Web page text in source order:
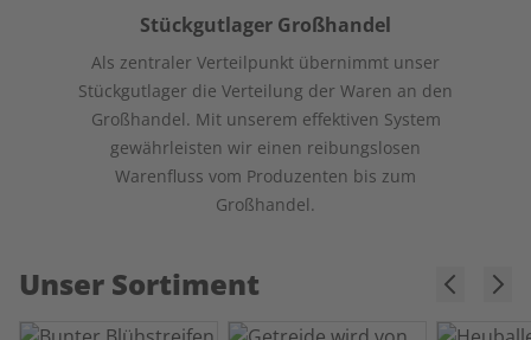
Stückgutlager Großhandel
Als zentraler Verteilpunkt übernimmt unser
Stückgutlager die Verteilung der Waren an den
Großhandel. Mit unserem effektiven System
gewährleisten wir einen reibungslosen
Warenfluss vom Produzenten bis zum
Großhandel.
Unser Sortiment